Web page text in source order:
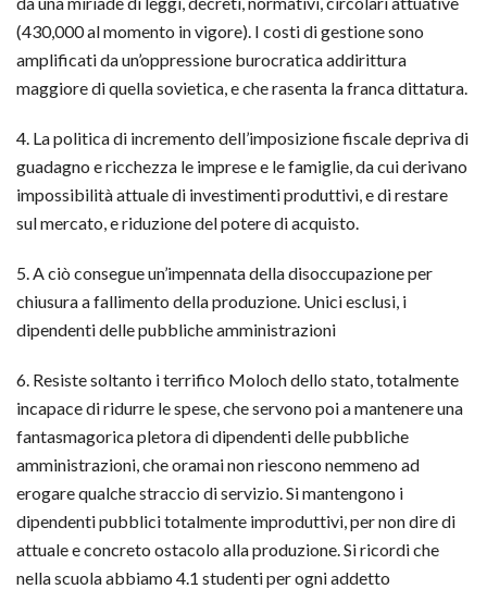
(430,000 al momento in vigore). I costi di gestione sono
amplificati da un’oppressione burocratica addirittura
maggiore di quella sovietica, e che rasenta la franca dittatura.
4. La politica di incremento dell’imposizione fiscale depriva di
guadagno e ricchezza le imprese e le famiglie, da cui derivano
impossibilità attuale di investimenti produttivi, e di restare
sul mercato, e riduzione del potere di acquisto.
5. A ciò consegue un’impennata della disoccupazione per
chiusura a fallimento della produzione. Unici esclusi, i
dipendenti delle pubbliche amministrazioni
6. Resiste soltanto i terrifico Moloch dello stato, totalmente
incapace di ridurre le spese, che servono poi a mantenere una
fantasmagorica pletora di dipendenti delle pubbliche
amministrazioni, che oramai non riescono nemmeno ad
erogare qualche straccio di servizio. Si mantengono i
dipendenti pubblici totalmente improduttivi, per non dire di
attuale e concreto ostacolo alla produzione. Si ricordi che
nella scuola abbiamo 4.1 studenti per ogni addetto